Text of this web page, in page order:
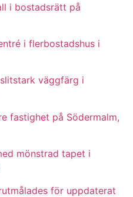
i bostadsrätt på
i flerbostadshus i
väggfärg i
fastighet på Södermalm,
mönstrad tapet i
för uppdaterat